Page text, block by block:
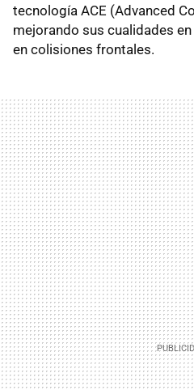
tecnología ACE (Advanced
mejorando sus cualidades
en colisiones frontales.